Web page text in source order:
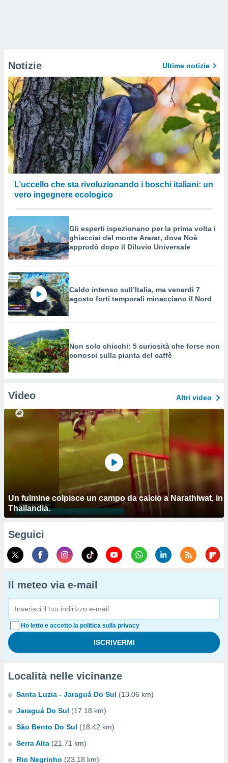
Notizie Ultime notizie
L’uccello che sta rivoluzionando i boschi italiani: un
vero ingegnere ecologico
Gli esperti ispezionano per la prima volta i
ghiacciai del monte Ararat, dove Noè
approdò dopo il Diluvio Universale
Caldo intenso sull’Italia, ma venerdì 7
agosto forti temporali minacciano il Nord
Non solo chicchi: 5 curiosità che forse non
conosci sulla pianta del caffè
Video Altri video
Un fulmine colpisce un campo da calcio a Narathiwat, in
Thailandia.
Seguici
Il meteo via e-mail
Ho letto e accetto la politica sulla privacy
Località nelle vicinanze
Santa Luzia - Jaraguá Do Sul (13.06 km)
Jaraguá Do Sul (17.18 km)
São Bento Do Sul (18.42 km)
Serra Alta (21.71 km)
Rio Negrinho (23.18 km)